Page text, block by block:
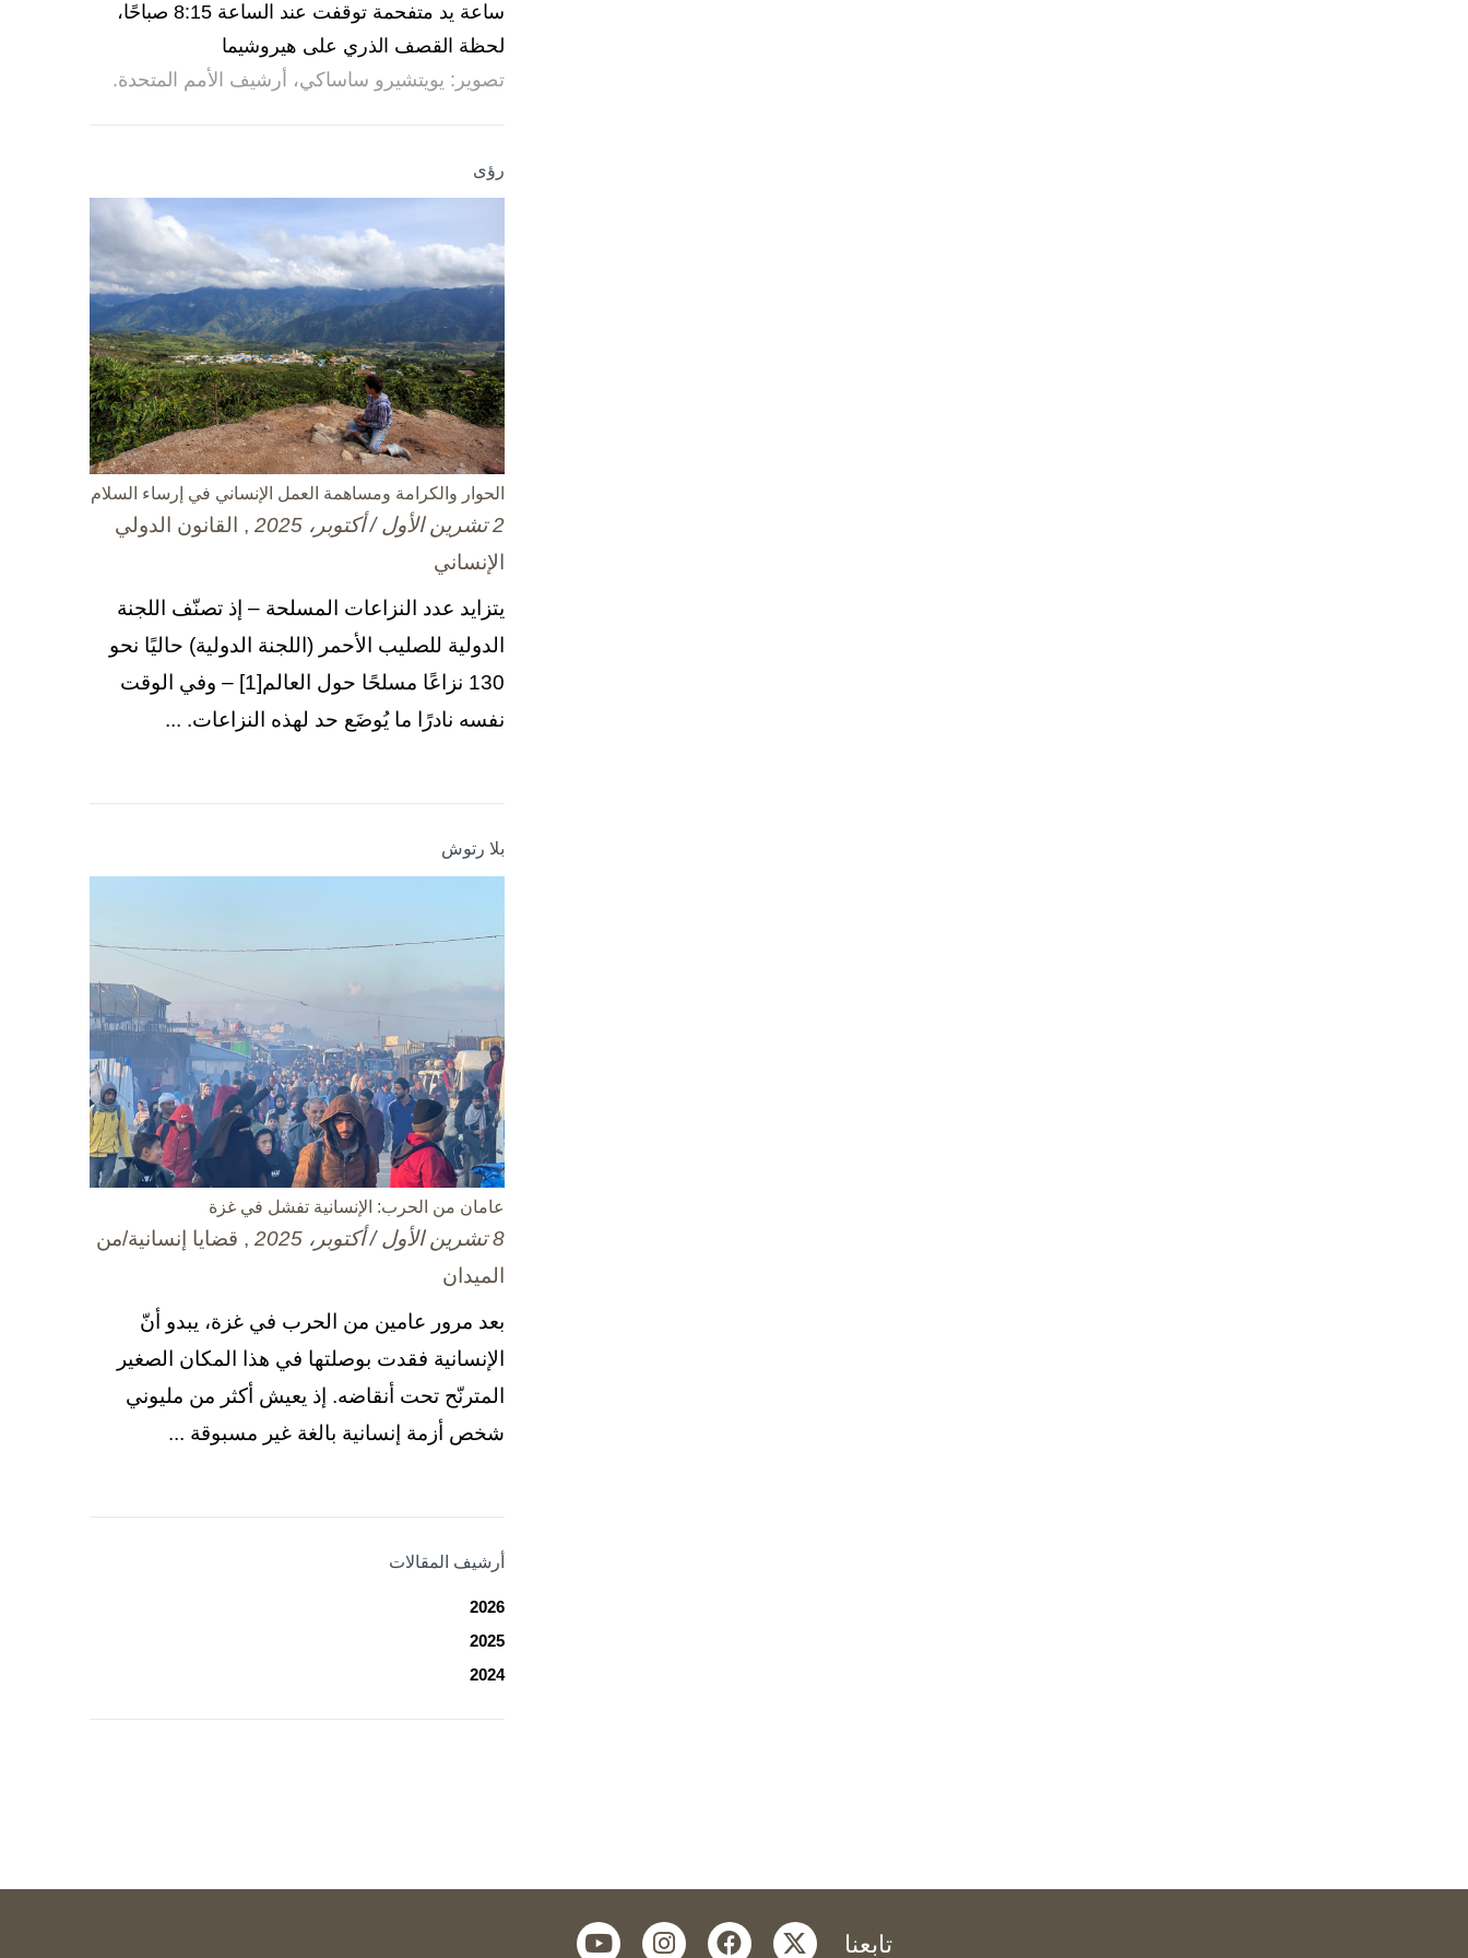
ساعة يد متفحمة توقفت عند الساعة 8:15 صباحًا،
لحظة القصف الذري على هيروشيما
تصوير: يويتشيرو ساساكي، أرشيف الأمم المتحدة.
رؤى
الحوار والكرامة ومساهمة العمل الإنساني في إرساء السلام
2 تشرين الأول / أكتوبر، 2025
, القانون الدولي
الإنساني
يتزايد عدد النزاعات المسلحة – إذ تصنّف اللجنة
الدولية للصليب الأحمر (اللجنة الدولية) حاليًا نحو
130 نزاعًا مسلحًا حول العالم[1] – وفي الوقت
نفسه نادرًا ما يُوضَع حد لهذه النزاعات. ...
بلا رتوش
عامان من الحرب: الإنسانية تفشل في غزة
8 تشرين الأول / أكتوبر، 2025
, قضايا إنسانية/من
الميدان
بعد مرور عامين من الحرب في غزة، يبدو أنّ
الإنسانية فقدت بوصلتها في هذا المكان الصغير
المترنّح تحت أنقاضه. إذ يعيش أكثر من مليوني
شخص أزمة إنسانية بالغة غير مسبوقة ...
أرشيف المقالات
2026
2025
2024
تابعنا twitter
facebook
instagram
youtube